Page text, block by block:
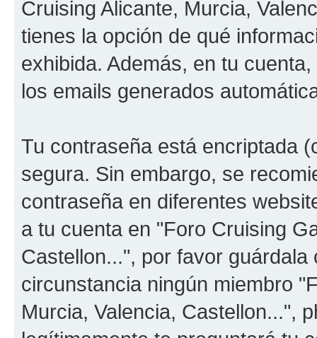
Cruising Alicante, Murcia,
tienes la opción de qué
exhibida. Además, en tu
los emails generados
Tu contraseña está encriptada
segura. Sin embargo, se
contraseña en diferentes
a tu cuenta en "Foro Cruising
Castellon...", por favor
circunstancia ningún miembro
Murcia, Valencia, Castellon...",